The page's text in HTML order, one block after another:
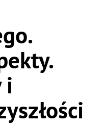
i